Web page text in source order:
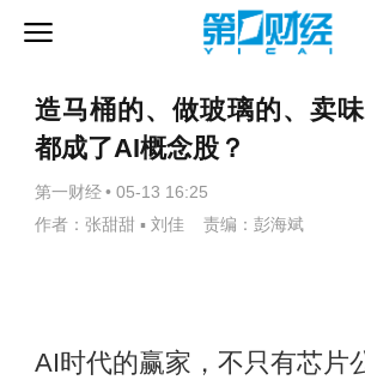
造马桶的、做玻璃的、卖
都成了AI概念股？
第一财经 • 05-13 16:25
作者：张甜甜 ▪ 刘佳 责编：彭海斌
AI时代的赢家，不只有芯片